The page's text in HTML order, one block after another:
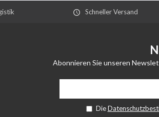
Schneller Versand
Abonnieren Sie unseren
Die